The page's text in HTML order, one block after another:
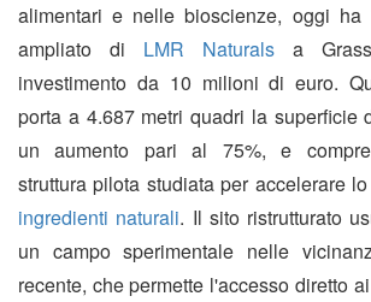
alimentari e nelle bioscienze, oggi ha
ampliato di LMR Naturals a
investimento da 10 milioni di euro.
porta a 4.687 metri quadri la superficie
un aumento pari al 75%, e
struttura pilota studiata per accelerare
ingredienti naturali. Il sito ristrutturato
un campo sperimentale nelle
recente, che permette l'accesso diretto